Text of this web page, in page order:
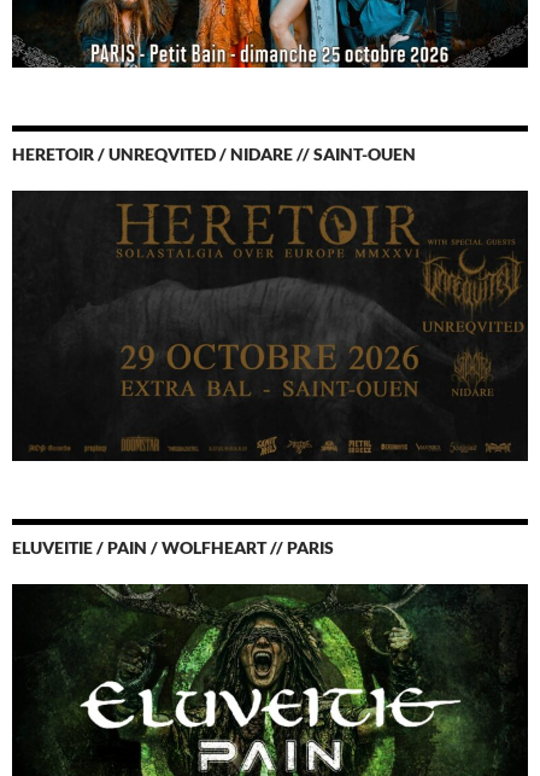
HERETOIR / UNREQVITED / NIDARE // SAINT-OUEN
ELUVEITIE / PAIN / WOLFHEART // PARIS